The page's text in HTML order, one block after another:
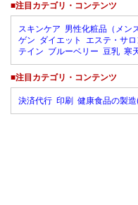
■注目カテゴリ・コンテンツ
スキンケア 男性化粧品（メン
ゲン ダイエット エステ・サ
テイン ブルーベリー 豆乳 寒
■注目カテゴリ・コンテンツ
決済代行 印刷 健康食品の製